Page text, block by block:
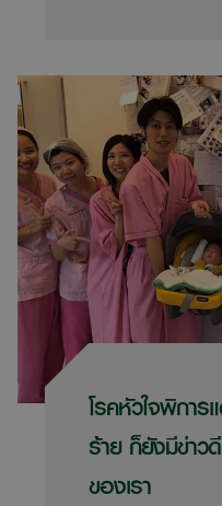
มะนาวคำนึงถึ
จึงได้เข้ารับคำ
เพื่อปรึกษาจน
การดูแลตัวเอง
ระวังภาวะแทร
มั่นใจในทีมแพท
ของสมิติเวชทำใ
สานฝันให้มะนา
โรคหัวใจพิการ
ร้าย ก็ยังมีข่าว
ของเรา